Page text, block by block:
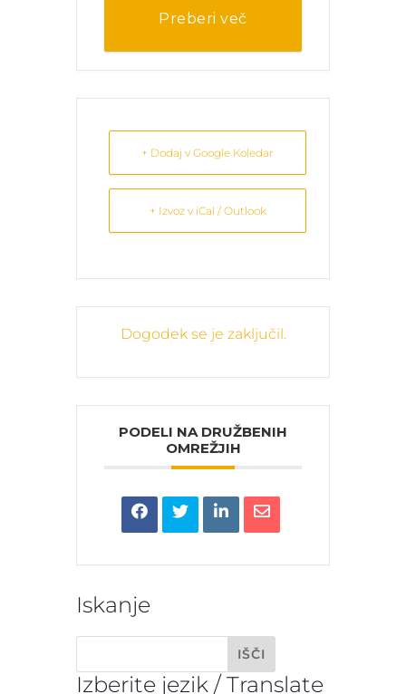
Preberi več
+ Dodaj v Google Koledar
+ Izvoz v iCal / Outlook
Dogodek se je zaključil.
PODELI NA DRUŽBENIH
OMREŽJIH
Iskanje
Izberite jezik / Translate